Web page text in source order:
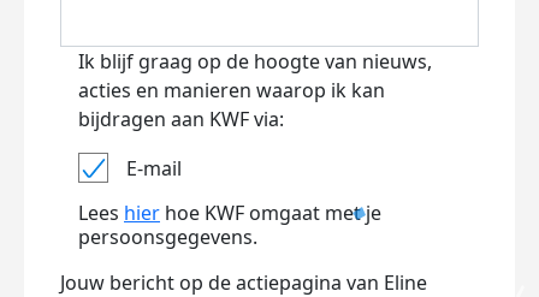
Ik blijf graag op de hoogte van nieuws,
acties en manieren waarop ik kan
bijdragen aan KWF via:
E-mail
Lees hier hoe KWF omgaat met je
persoonsgegevens.
Jouw bericht op de actiepagina van Eline